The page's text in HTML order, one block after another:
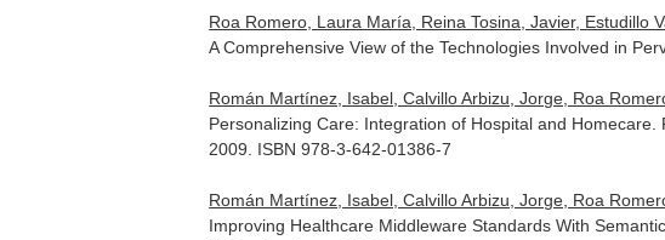
Roa Romero, Laura María, Reina Tosina, Javier, Estudillo
A Comprehensive View of the Technologies Involved in
Román Martínez, Isabel, Calvillo Arbizu, Jorge, Roa
Personalizing Care: Integration of Hospital and Homecare.
2009. ISBN 978-3-642-01386-7
Román Martínez, Isabel, Calvillo Arbizu, Jorge, Roa
Improving Healthcare Middleware Standards With